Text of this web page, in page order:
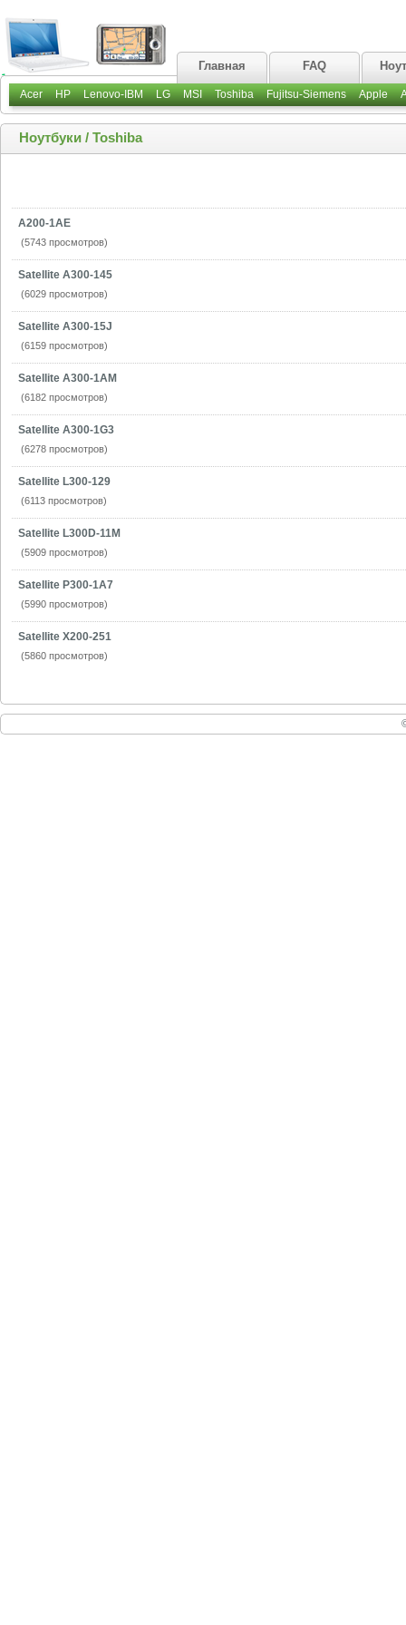
Главная FAQ
Acer HP Lenovo-IBM LG MSI Toshiba Fujitsu-Siemens Apple
Ноутбуки / Toshiba
A200-1AE
(5743 просмотров)
Satellite A300-145
(6029 просмотров)
Satellite A300-15J
(6159 просмотров)
Satellite A300-1AM
(6182 просмотров)
Satellite A300-1G3
(6278 просмотров)
Satellite L300-129
(6113 просмотров)
Satellite L300D-11M
(5909 просмотров)
Satellite P300-1A7
(5990 просмотров)
Satellite X200-251
(5860 просмотров)